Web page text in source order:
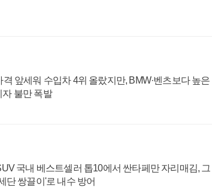
격 앞세워 수입차 4위 올랐지만, BMW·벤츠보다 높은
불만 폭발
국내 베스트셀러 톱10에서 싼타페만 자리매김, 그
단 쌍끌이'로 내수 방어